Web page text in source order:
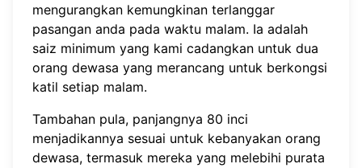
mengurangkan kemungkinan terlanggar
pasangan anda pada waktu malam. Ia adalah
saiz minimum yang kami cadangkan untuk dua
orang dewasa yang merancang untuk berkongsi
katil setiap malam.
Tambahan pula, panjangnya 80 inci
menjadikannya sesuai untuk kebanyakan orang
dewasa, termasuk mereka yang melebihi purata